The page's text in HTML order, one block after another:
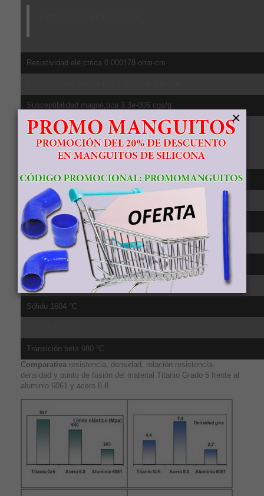
Resistividad elé;ctrica 0.000178 ohm-cm
Susceptibilidad magné;tica 3.3e-006 cgs/g
Propiedades Té;rmicas
CTE, lineal 20°C 8.6 µm/m-°C, de 20-100ºC
CTE, lineal 250°C 9.2 µm/m-°C, media sobre el rango 20-315ºC
CTE, lineal 500°C 9.7 µm/m-°C, media sobre el rango 20-650ºC
Calor específico 0.5263 J/g-°C
Conductividad té;rmica 6.7 W/m-K
Punto de fusión 1604 - 1660 °C
Sólido 1604 °C
Transición beta 980 °C
Comparativa resistencia, densidad, relación resistencia-
densidad y punto de fusión del material Titanio Grado 5 frente al
aluminio 6061 y acero 8.8
×